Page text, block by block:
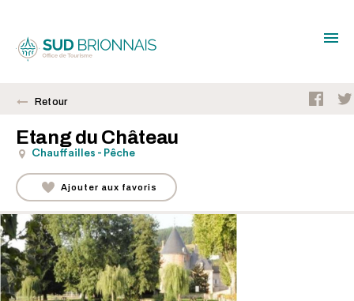
Retour
Etang du Château
Chauffailles - Pêche
Ajouter aux favoris